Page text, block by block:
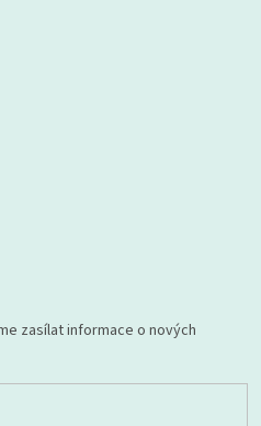
zasílat informace o nových